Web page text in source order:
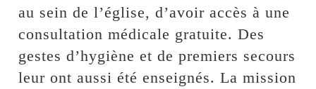
au sein de l’église, d’avoir accès à une
consultation médicale gratuite. Des
gestes d’hygiène et de premiers secours
leur ont aussi été enseignés. La mission